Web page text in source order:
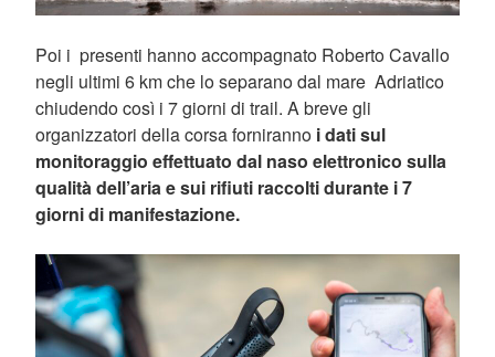
Poi i presenti hanno accompagnato Roberto Cavallo
negli ultimi 6 km che lo separano dal mare Adriatico
chiudendo così i 7 giorni di trail. A breve gli
organizzatori della corsa forniranno i dati sul
monitoraggio effettuato dal naso elettronico sulla
qualità dell’aria e sui rifiuti raccolti durante i 7
giorni di manifestazione.